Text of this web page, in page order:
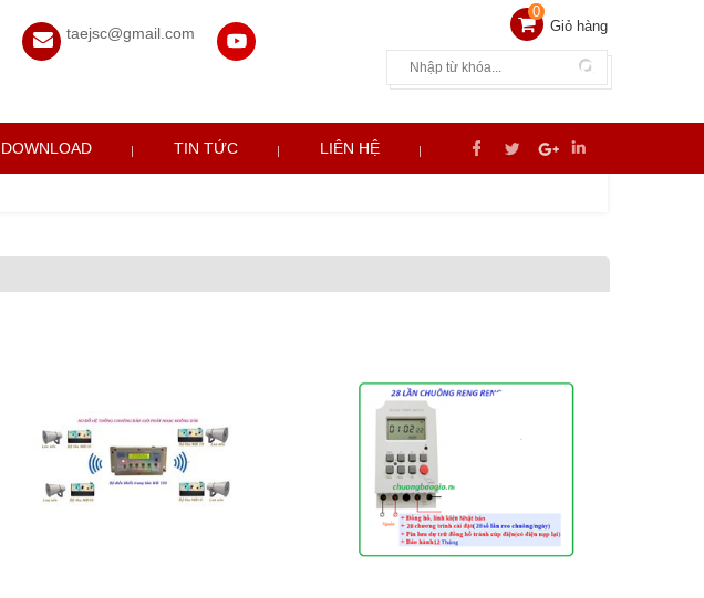
Giỏ hàng
0
taejsc@gmail.com
DOWNLOAD TIN TỨC LIÊN HỆ